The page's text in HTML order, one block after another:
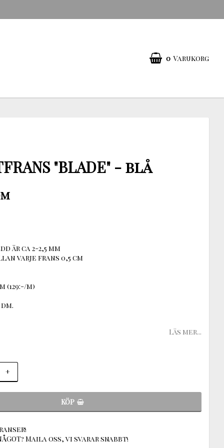
0 Varukorg
"BLADE" - blå
är ca 2-2,5 mm
varje frans 0,5 cm
(129:-/m)
Läs mer...
+
KÖP
Maila oss, vi svarar snabbt!